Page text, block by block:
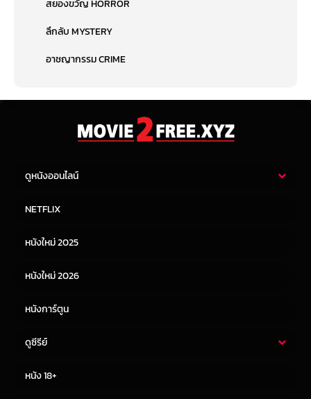
สยองขวัญ HORROR
ลึกลับ MYSTERY
อาชญากรรม CRIME
ดูหนังออนไลน์
หนังจีน
NETFLIX
หนังใหม่ 2025
หนังใหม่ 2026
หนังการ์ตูน
ดูซีรีย์
หนัง 18+